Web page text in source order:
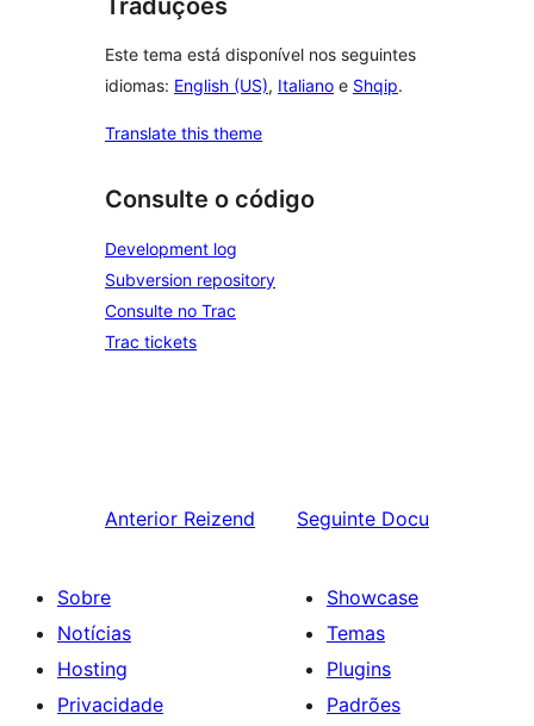
Traduções
Este tema está disponível nos seguintes
idiomas: English (US), Italiano e Shqip.
Translate this theme
Consulte o código
Development log
Subversion repository
Consulte no Trac
Trac tickets
Anterior Reizend Seguinte Docu
Sobre
Notícias
Hosting
Privacidade
Showcase
Temas
Plugins
Padrões